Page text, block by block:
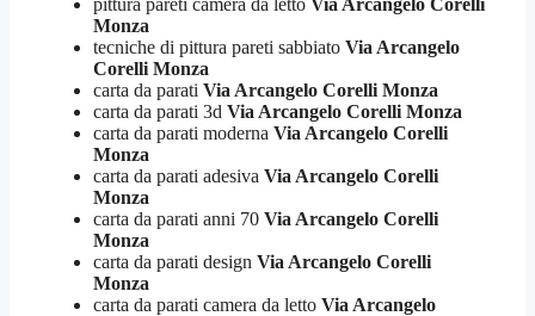
Monza
tecniche di pittura pareti sabbiato Via Arcangelo
Corelli Monza
carta da parati Via Arcangelo Corelli Monza
carta da parati 3d Via Arcangelo Corelli Monza
carta da parati moderna Via Arcangelo Corelli
Monza
carta da parati adesiva Via Arcangelo Corelli
Monza
carta da parati anni 70 Via Arcangelo Corelli
Monza
carta da parati design Via Arcangelo Corelli
Monza
carta da parati camera da letto Via Arcangelo